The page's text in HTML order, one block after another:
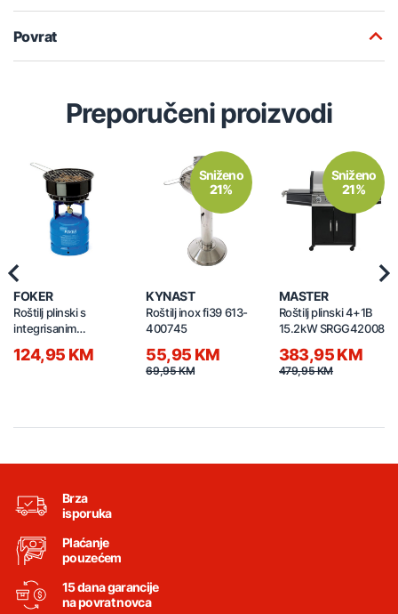
Povrat
Preporučeni proizvodi
FOKER
Roštilj plinski s
integrisanim
boce DINAMIKO
124,95 KM
Sniženo
21%
KYNAST
Roštilj inox fi39 613-
400745
55,95 KM
69,95 KM
Sniženo
21%
MASTER
Roštilj plinski 4+1B
15.2kW SRGG42008
383,95 KM
479,95 KM
Previous
Brza
isporuka
Plaćanje
pouzećem
15 dana garancije
na povrat novca